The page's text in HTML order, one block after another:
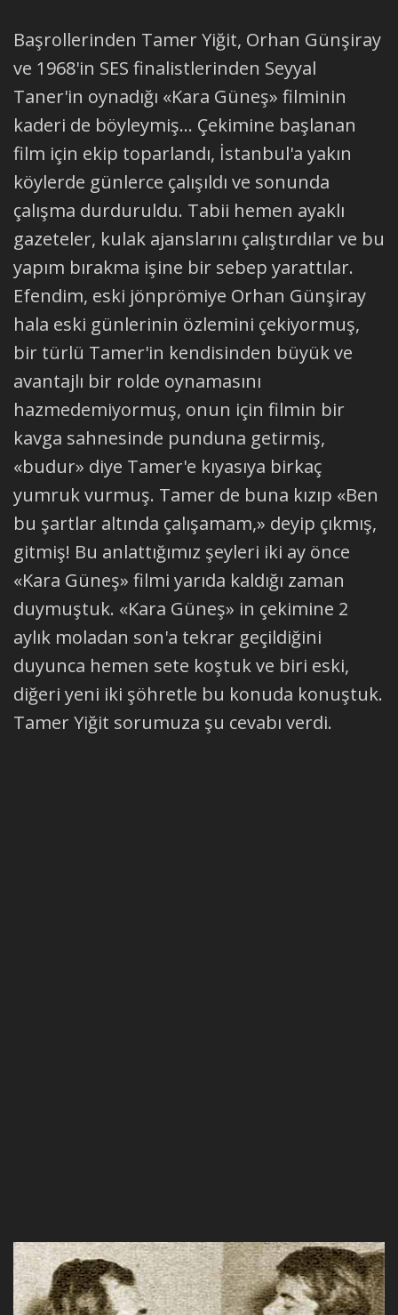
Başrollerinden Tamer Yiğit, Orhan Günşiray
ve 1968'in SES finalistlerinden Seyyal
Taner'in oynadığı «Kara Güneş» filminin
kaderi de böyleymiş... Çekimine başlanan
film için ekip toparlandı, İstanbul'a yakın
köylerde günlerce çalışıldı ve sonunda
çalışma durduruldu. Tabii hemen ayaklı
gazeteler, kulak ajanslarını çalıştırdılar ve bu
yapım bırakma işine bir sebep yarattılar.
Efendim, eski jönprömiye Orhan Günşiray
hala eski günlerinin özlemini çekiyormuş,
bir türlü Tamer'in kendisinden büyük ve
avantajlı bir rolde oynamasını
hazmedemiyormuş, onun için filmin bir
kavga sahnesinde punduna getirmiş,
«budur» diye Tamer'e kıyasıya birkaç
yumruk vurmuş. Tamer de buna kızıp «Ben
bu şartlar altında çalışamam,» deyip çıkmış,
gitmiş! Bu anlattığımız şeyleri iki ay önce
«Kara Güneş» filmi yarıda kaldığı zaman
duymuştuk. «Kara Güneş» in çekimine 2
aylık moladan son'a tekrar geçildiğini
duyunca hemen sete koştuk ve biri eski,
diğeri yeni iki şöhretle bu konuda konuştuk.
Tamer Yiğit sorumuza şu cevabı verdi.